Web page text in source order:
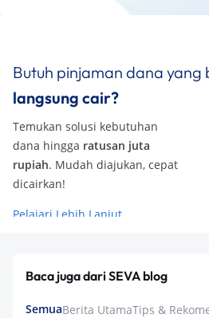
Butuh pinjaman dana yang
langsung cair?
Temukan solusi kebutuhan
dana hingga ratusan juta
rupiah. Mudah diajukan, cepat
dicairkan!
Pelajari Lebih Lanjut
Baca juga dari SEVA blog
SemuaBerita UtamaTips &